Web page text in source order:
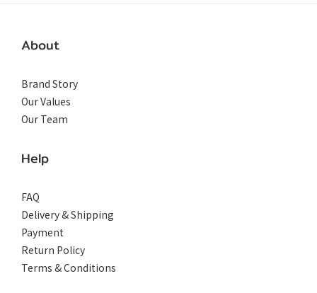
About
Brand Story
Our Values
Our Team
Help
FAQ
Delivery & Shipping
Payment
Return Policy
Terms & Conditions